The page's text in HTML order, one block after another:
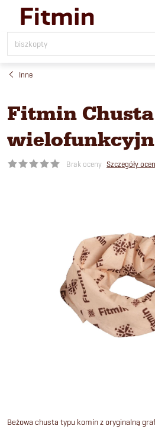
treści
Inne
Fitmin Chusta
Brak oceny Szczegóły
Beżowa chusta typu komin z oryginalną